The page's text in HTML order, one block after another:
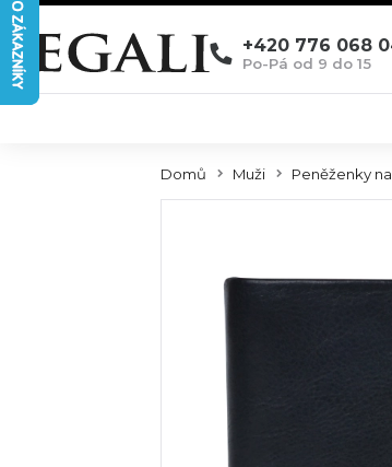
+420 776 068
Po-Pá od 9 do 15
Domů Muži Peněženky